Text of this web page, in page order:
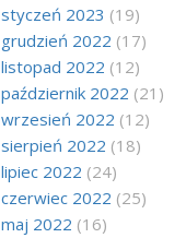
styczeń 2023 (19)
grudzień 2022 (17)
listopad 2022 (12)
październik 2022 (21)
wrzesień 2022 (12)
sierpień 2022 (18)
lipiec 2022 (24)
czerwiec 2022 (25)
maj 2022 (16)